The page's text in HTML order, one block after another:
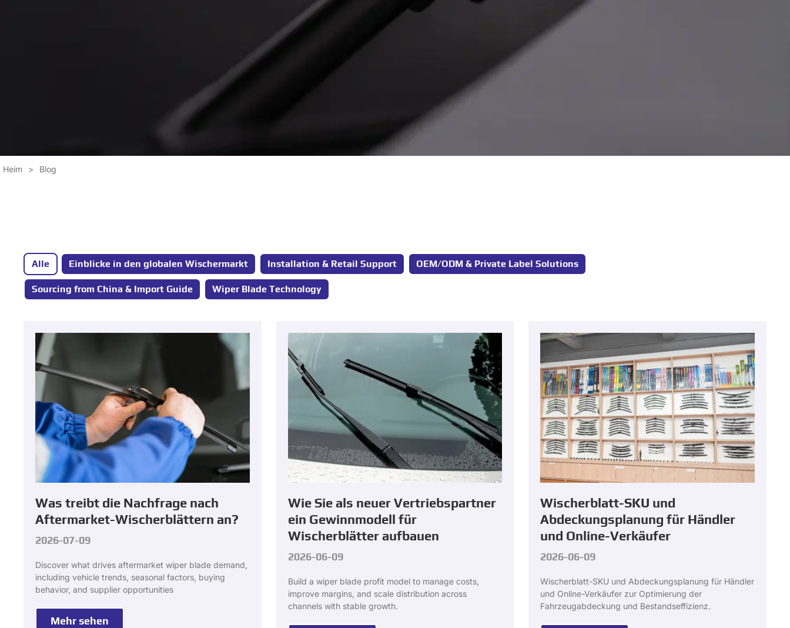
Heim > Blog
Alle Einblicke in den globalen Wischermarkt Installation & Retail Support OEM/ODM & Private Label Solutions
Sourcing from China & Import Guide Wiper Blade Technology
Was treibt die Nachfrage nach
Aftermarket-Wischerblättern an?
2026-07-09
Discover what drives aftermarket wiper blade demand
including vehicle trends seasonal factors buying
behavior, and supplier opportunities
Mehr sehen
Wie Sie als neuer Vertriebspartner
ein Gewinnmodell für
Wischerblätter aufbauen
2026-06-09
Build a wiper blade profit model to manage costs,
improve margins, and scale distribution across
channels with stable growth.
Wischerblatt-SKU und
Abdeckungsplanung für Händler
und Online-Verkäufer
2026-06-09
Wischerblatt-SKU und Abdeckungsplanung für Händler
und Online-Verkäufer zur Optimierung der
Fahrzeugabdeckung und Bestandseffizienz.